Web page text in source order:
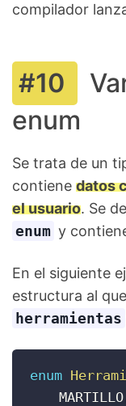
compilador
enum
Se trata de un
contiene datos
el usuario. Se
enum y
En el siguiente
estructura al
herramientas
enum
    MARTILLO